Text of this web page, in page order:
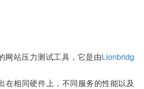
网站压力测试工具，它是由Lionbridg
在相同硬件上，不同服务的性能以及